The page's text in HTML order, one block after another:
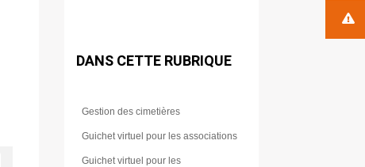
DANS CETTE RUBRIQUE
Gestion des cimetières
Guichet virtuel pour les associations
Guichet virtuel pour les